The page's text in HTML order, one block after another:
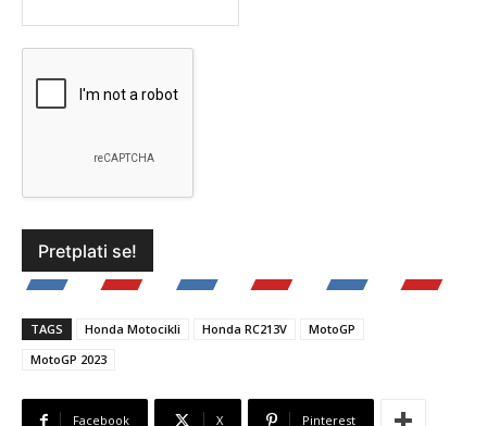
TAGS Honda Motocikli Honda RC213V
MotoGP
MotoGP 2023
Facebook X Pinterest